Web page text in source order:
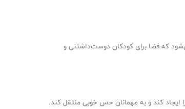
که فضا برای کودکان دوست‌داشتنی و
ایجاد کند و به مهمانان حس خوبی منتقل کند.